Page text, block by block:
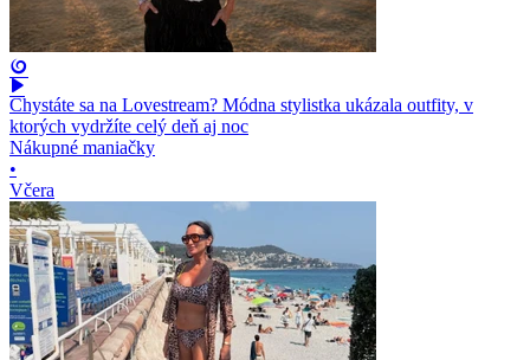
Chystáte sa na Lovestream? Módna stylistka ukázala outfity, v
ktorých vydržíte celý deň aj noc
Nákupné maniačky
•
Včera